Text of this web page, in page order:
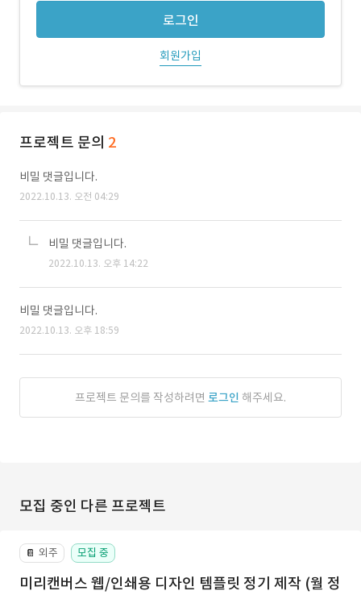
로그인
회원가입
프로젝트 문의 2
비밀 댓글입니다.
2022.10.13. 오전 04:29
비밀 댓글입니다.
2022.10.13. 오후 14:22
비밀 댓글입니다.
2022.10.13. 오후 18:59
프로젝트 문의를 작성하려면 로그인 해주세요.
모집 중인 다른 프로젝트
📔 외주 모집 중
미리캔버스 웹/인쇄용 디자인 템플릿 정기 제작 (월 정